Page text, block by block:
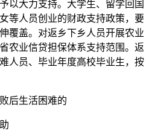
以大力支持。大学生、留学回国
等人员创业的财政支持政策，要
覆盖。对返乡下乡人员开展农业
农业信贷担保体系支持范围。返
人员、毕业年度高校毕业生，按
后生活困难的